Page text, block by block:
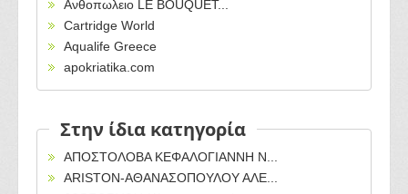
Ανθοπωλειο LE BOUQUET...
Cartridge World
Aqualife Greece
apokriatika.com
Στην ίδια κατηγορία
ΑΠΟΣΤΟΛΟΒΑ ΚΕΦΑΛΟΓΙΑΝΝΗ Ν...
ARISTON-ΑΘΑΝΑΣΟΠΟΥΛΟΥ ΑΛΕ...